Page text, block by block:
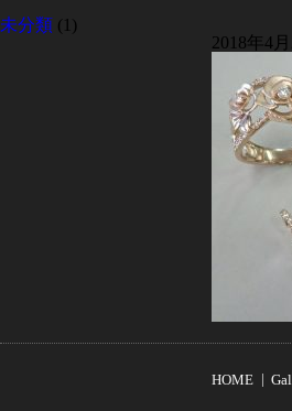
未分類 (1)
2018年4月
HOME